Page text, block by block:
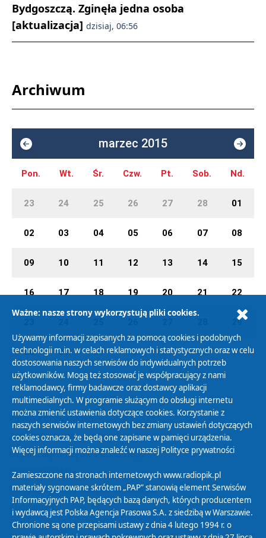
Bydgoszczą. Zginęła jedna osoba
[aktualizacja] dzisiaj, 06:56
Archiwum
marzec 2015
Pon. Wt. Śr. Czw. Pt. Sob. Nd.
23 24 25 26 27 28 01
02 03 04 05 06 07 08
09 10 11 12 13 14 15
16 17 18 19 20 21 22
29
30 31 01 02 03 04 05
Polityka Prywatności
Zasady korzystania z Serwisu
Organizacje Pożytku Publicznego
Cyfryzacja DAB+
Polityka ochrony danych osobowych
Abonament
Zamówienia publiczne
Ważne: nasze strony wykorzystują pliki cookies.
Używamy informacji zapisanych za pomocą cookies i podobnych
technologii m.in. w celach reklamowych i statystycznych oraz w celu
dostosowania naszych serwisów do indywidualnych potrzeb
użytkowników. Mogą też stosować je współpracujący z nami
reklamodawcy, firmy badawcze oraz dostawcy aplikacji
multimedialnych. W programie służącym do obsługi internetu
można zmienić ustawienia dotyczące cookies. Korzystanie z
naszych serwisów internetowych bez zmiany ustawień dotyczących
cookies oznacza, że będą one zapisane w pamięci urządzenia.
Więcej informacji można znaleźć w naszej Polityce prywatności
Zamieszczone na stronach internetowych www.radiopik.pl
materiały sygnowane skrótem „PAP” stanowią element Serwisów
Informacyjnych PAP, będących bazą danych, których producentem
i wydawcą jest Polska Agencja Prasowa S.A. z siedzibą w Warszawie.
Chronione są one przepisami ustawy z dnia 4 lutego 1994 r. o